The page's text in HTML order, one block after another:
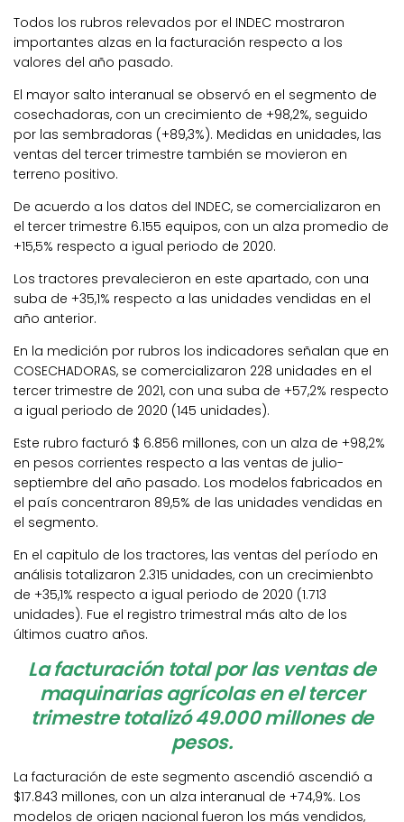
Todos los rubros relevados por el INDEC mostraron
importantes alzas en la facturación respecto a los
valores del año pasado.
El mayor salto interanual se observó en el segmento de
cosechadoras, con un crecimiento de +98,2%, seguido
por las sembradoras (+89,3%). Medidas en unidades, las
ventas del tercer trimestre también se movieron en
terreno positivo.
De acuerdo a los datos del INDEC, se comercializaron en
el tercer trimestre 6.155 equipos, con un alza promedio de
+15,5% respecto a igual periodo de 2020.
Los tractores prevalecieron en este apartado, con una
suba de +35,1% respecto a las unidades vendidas en el
año anterior.
En la medición por rubros los indicadores señalan que en
COSECHADORAS, se comercializaron 228 unidades en el
tercer trimestre de 2021, con una suba de +57,2% respecto
a igual periodo de 2020 (145 unidades).
Este rubro facturó $ 6.856 millones, con un alza de +98,2%
en pesos corrientes respecto a las ventas de julio-
septiembre del año pasado. Los modelos fabricados en
el país concentraron 89,5% de las unidades vendidas en
el segmento.
En el capitulo de los tractores, las ventas del período en
análisis totalizaron 2.315 unidades, con un crecimienbto
de +35,1% respecto a igual periodo de 2020 (1.713
unidades). Fue el registro trimestral más alto de los
últimos cuatro años.
La facturación total por las ventas de
maquinarias agrícolas en el tercer
trimestre totalizó 49.000 millones de
pesos.
La facturación de este segmento ascendió ascendió a
$17.843 millones, con un alza interanual de +74,9%. Los
modelos de origen nacional fueron los más vendidos,